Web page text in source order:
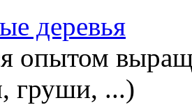
деревья
опытом
груши, ...)